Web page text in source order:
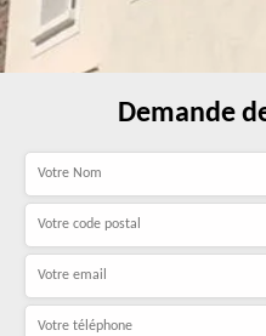
Demande